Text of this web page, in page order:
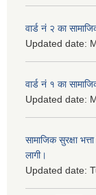
वार्ड नं २ का
Updated date:
वार्ड नं १ का
Updated date:
सामाजिक सुरक्षा
लागी।
Updated date: